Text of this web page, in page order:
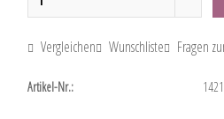
Vergleichen Wunschliste Fragen
Artikel-Nr.: